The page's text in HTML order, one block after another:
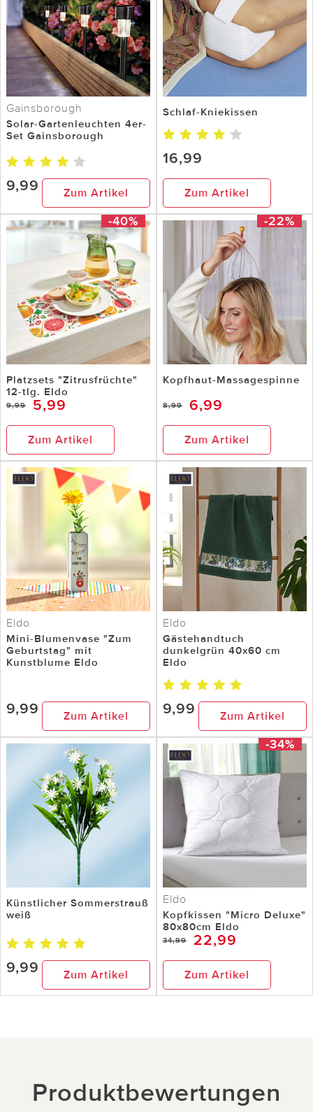
Gainsborough
Solar-Gartenleuchten 4er-
Set Gainsborough
9,99 Zum Artikel
Schlaf-Kniekissen
16,99
Zum Artikel
-40%
Platzsets "Zitrusfrüchte"
12-tlg. Eldo
9,99 5,99
Zum Artikel
-22%
Kopfhaut-Massagespinne
8,99 6,99
Zum Artikel
Eldo
Mini-Blumenvase "Zum
Geburtstag" mit
Kunstblume Eldo
9,99 Zum Artikel
Eldo
Gästehandtuch
dunkelgrün 40x60 cm
Eldo
9,99 Zum Artikel
Künstlicher Sommerstrauß
weiß
9,99 Zum Artikel
-34%
Eldo
Kopfkissen "Micro Deluxe"
80x80cm Eldo
34,99 22,99
Zum Artikel
Produktbewertungen